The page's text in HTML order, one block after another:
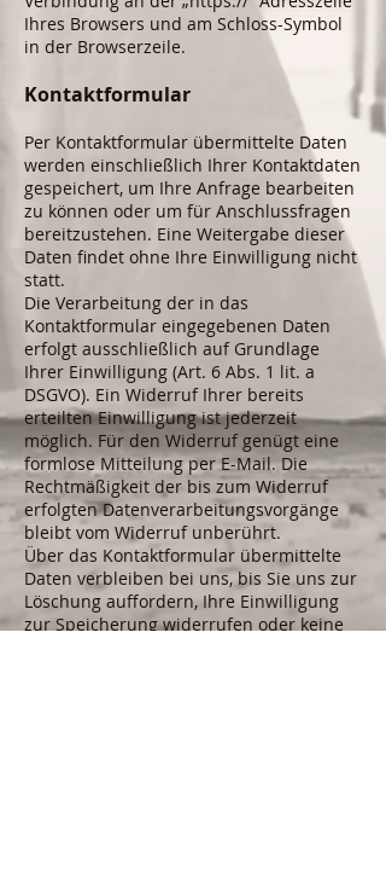
Ihres Browsers und am Schloss-Symbol
in der Browserzeile.
Kontaktformular
Per Kontaktformular übermittelte Daten
werden einschließlich Ihrer Kontaktdaten
gespeichert, um Ihre Anfrage bearbeiten
zu können oder um für Anschlussfragen
bereitzustehen. Eine Weitergabe dieser
Daten findet ohne Ihre Einwilligung nicht
statt.
Die Verarbeitung der in das
Kontaktformular eingegebenen Daten
erfolgt ausschließlich auf Grundlage
Ihrer Einwilligung (Art. 6 Abs. 1 lit. a
DSGVO). Ein Widerruf Ihrer bereits
erteilten Einwilligung ist jederzeit
möglich. Für den Widerruf genügt eine
formlose Mitteilung per E-Mail. Die
Rechtmäßigkeit der bis zum Widerruf
erfolgten Datenverarbeitungsvorgänge
bleibt vom Widerruf unberührt.
Über das Kontaktformular übermittelte
Daten verbleiben bei uns, bis Sie uns zur
Löschung auffordern, Ihre Einwilligung
zur Speicherung widerrufen oder keine